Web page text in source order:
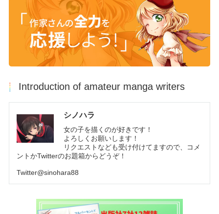
Introduction of amateur manga writers
シノハラ
女の子を描くのが好きです！
よろしくお願いします！
リクエストなども受け付けてますので、コメ
ントかTwitterのお題箱からどうぞ！
Twitter@sinohara88